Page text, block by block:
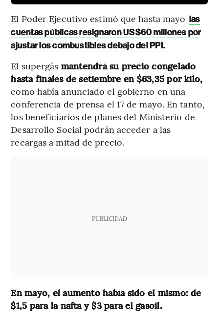
El Poder Ejecutivo estimó que hasta mayo las
cuentas públicas resignaron US$60 millones por
ajustar los combustibles debajo del PPI.
El supergás mantendrá su precio congelado
hasta finales de setiembre en $63,35 por kilo,
como había anunciado el gobierno en una
conferencia de prensa el 17 de mayo. En tanto,
los beneficiarios de planes del Ministerio de
Desarrollo Social podrán acceder a las
recargas a mitad de precio.
PUBLICIDAD
En mayo, el aumento había sido el mismo: de
$1,5 para la nafta y $3 para el gasoil.